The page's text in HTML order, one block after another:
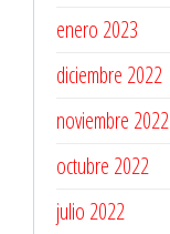
enero 2023
diciembre 2022
noviembre 2022
octubre 2022
julio 2022